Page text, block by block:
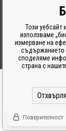
Производителят
ISO 9001. ISO 14001
© Всички
Този уебсайт
използваме
измерване на
съдържанието
споделяме
страна с
Поверителност